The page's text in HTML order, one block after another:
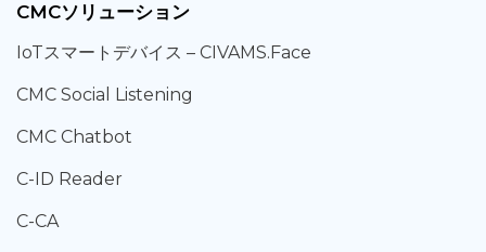
CMCソリューション
IoTスマートデバイス – CIVAMS.Face
CMC Social Listening
CMC Chatbot
C-ID Reader
C-CA